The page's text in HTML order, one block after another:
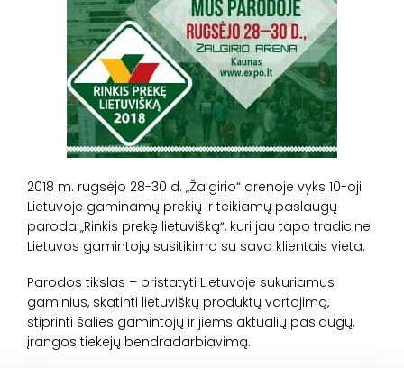
2018 m. rugsėjo 28-30 d. „Žalgirio“ arenoje vyks 10-oji
Lietuvoje gaminamų prekių ir teikiamų paslaugų
paroda „Rinkis prekę lietuvišką“, kuri jau tapo tradicine
Lietuvos gamintojų susitikimo su savo klientais vieta.
Parodos tikslas – pristatyti Lietuvoje sukuriamus
gaminius, skatinti lietuviškų produktų vartojimą,
stiprinti šalies gamintojų ir jiems aktualių paslaugų,
įrangos tiekėjų bendradarbiavimą.